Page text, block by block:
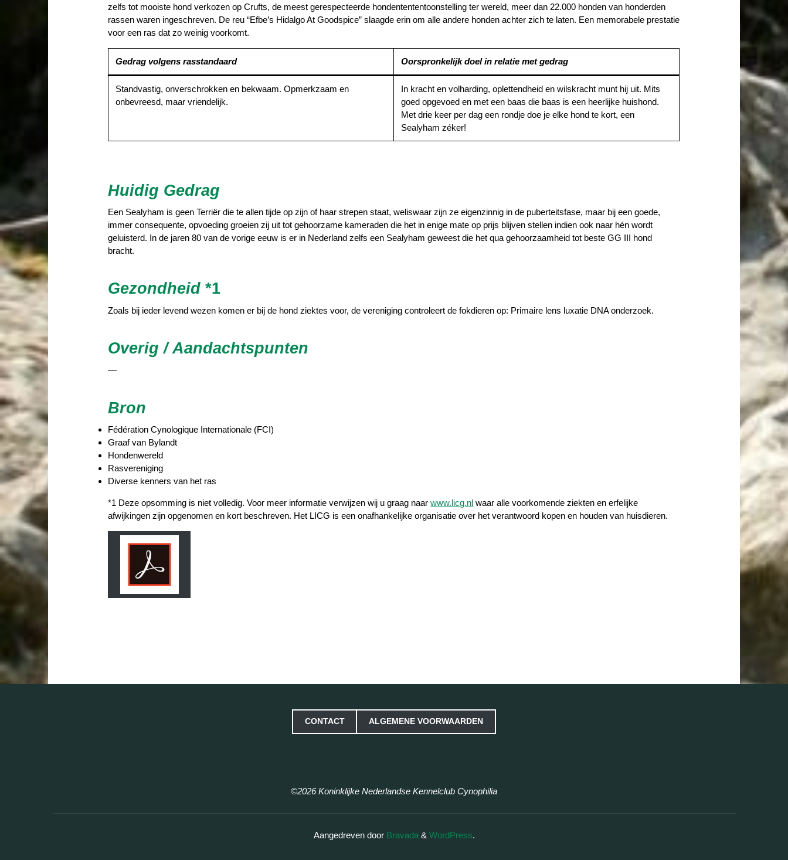
zelfs tot mooiste hond verkozen op Crufts, de meest gerespecteerde hondentententoonstelling ter wereld, meer dan 22.000 honden van honderden
rassen waren ingeschreven. De reu “Efbe’s Hidalgo At Goodspice” slaagde erin om alle andere honden achter zich te laten. Een memorabele prestatie
voor een ras dat zo weinig voorkomt.
Gedrag volgens rasstandaard Oorspronkelijk doel in relatie met gedrag
Standvastig, onverschrokken en bekwaam. Opmerkzaam en
onbevreesd, maar vriendelijk.
In kracht en volharding, oplettendheid en wilskracht munt hij uit. Mits
goed opgevoed en met een baas die baas is een heerlijke huishond.
Met drie keer per dag een rondje doe je elke hond te kort, een
Sealyham zéker!
Huidig Gedrag
Een Sealyham is geen Terriër die te allen tijde op zijn of haar strepen staat, weliswaar zijn ze eigenzinnig in de puberteitsfase, maar bij een goede,
immer consequente, opvoeding groeien zij uit tot gehoorzame kameraden die het in enige mate op prijs blijven stellen indien ook naar hén wordt
geluisterd. In de jaren 80 van de vorige eeuw is er in Nederland zelfs een Sealyham geweest die het qua gehoorzaamheid tot beste GG III hond
bracht.
Gezondheid *1
Zoals bij ieder levend wezen komen er bij de hond ziektes voor, de vereniging controleert de fokdieren op: Primaire lens luxatie DNA onderzoek.
Overig / Aandachtspunten
—
Bron
Fédération Cynologique Internationale (FCI)
Graaf van Bylandt
Hondenwereld
Rasvereniging
Diverse kenners van het ras
*1 Deze opsomming is niet volledig. Voor meer informatie verwijzen wij u graag naarwww.licg.nl waar alle voorkomende ziekten en erfelijke
afwijkingen zijn opgenomen en kort beschreven. Het LICG is een onafhankelijke organisatie over het verantwoord kopen en houden van huisdieren.
CONTACT ALGEMENE VOORWAARDEN
©2026 Koninklijke Nederlandse Kennelclub Cynophilia
Aangedreven doorBravada & WordPress.